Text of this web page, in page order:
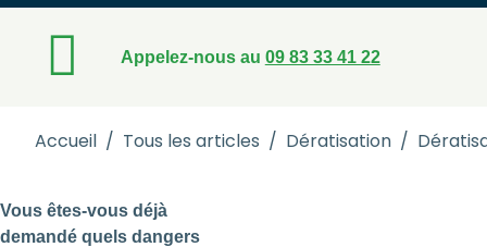
Appelez-nous au 09 83 33 41 22
Accueil / Tous les articles / Dératisation /
Vous êtes-vous déjà
demandé quels dangers